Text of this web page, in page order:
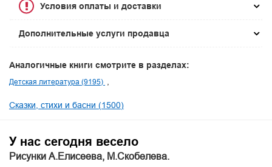
Условия оплаты и доставки
Дополнительные услуги продавца
Аналогичные книги смотрите в разделах:
Детская литература (9195)
Сказки, стихи и басни (1500)
У нас сегодня весело
Рисунки А.Елисеева, М.Скобелева.